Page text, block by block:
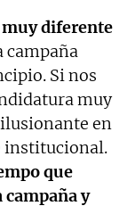
muy diferente
campaña
Si nos
muy
en
institucional.
que
campaña y